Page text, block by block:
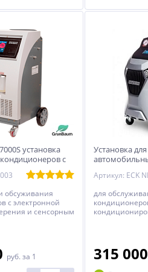
установка
с
обсуживания
с электронной
и сенсорным
руб. за 1
Установка
Артикул: ECK
для
315 000